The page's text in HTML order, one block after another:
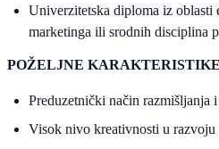
Univerzitetska diploma iz oblasti
marketinga ili srodnih disciplina
POŽELJNE KARAKTERISTIKE
Preduzetnički način razmišljanja
Visok nivo kreativnosti u